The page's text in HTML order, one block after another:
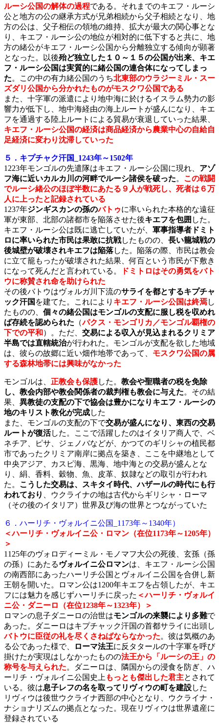
ルーシ公国の解体の過程である。それまでのキエフ・ルーシ
公と地方の公の継承方式が兄弟相続から父子相続となり、地
方の公は、父子相伝の領地の維持、拡大が最大の関心事とな
り、キエフ・ルーシ公の地位が相対的に低下すると共に、地
方の緒公がキエフ・ルーシ公国から分離独立する傾向が顕著
となった。以後殆ど独立した１０～１５の公国が出来、キエ
フ・ルーシ公国は実質的に緒公国の連合体になってしまっ
た。この中の有力緒公国のうち北東部のウラジーミル・スー
ズダリ公国から分かれたものがモスクワ公国である
また、十字軍の派遣により地中海に於けるイスラム勢力の影
響力が低下し、地中海経由の海上ルートが盛んになり、キエ
フを通過する陸上ルートによる貿易が衰退していった結果、
キエフ・ルーシ公国の経済は商品経済から農業中心の自給自
足経済に変わり沈滞していった
５．キプチャク汗国_1243年～1502年
1223年モンゴルの先遣隊はキエフ・ルーシ公国に現れ、 アゾ
フ海に近いカルカ川の河畔でルーシ諸侯を破った。 この戦闘
でルーシ緒公のほぼ半数にあたる９人が戦死し、死者は６万
人に上ったと記録されている
1237年ジンギスカンの孫のバトゥに率いられた本格的な遠征
軍が東部、北部の諸都市を陥落させた後キエフを包囲 した。
キエフ・ルーシ公は既に逃亡していたが、 軍事指導者ドミト
ロに率いられた市民は果敢に抗戦したものの、 長い籠城戦の
後城壁が破壊されキエフは陥落した。陥落の際、市民は教会
に立て籠もったが破壊された結果、何百という市民が下敷き
になって死んだと言われている。
ドミトロはその勇気をバト
ウに称賛され命を助けられた
その後バトウはヴォルガ川下流のサライを都とするキプチャ
ック汗国 を建てた。これにより キエフ・ルーシ公国は終焉し
たものの、 個々の緒公国はモンゴルの支配に服し税を収めれ
ば存続を認められた （パクス・モンゴリカ／モンゴル覇権の
下での平和 ）。ただ、 交易による収入が見込まれるクリミア
半島では直轄統治が行われた。 モンゴルが支配を欲した地域
は、彼らの故郷に近い畑作地帯であって、 モスクワ公国の属
する森林地帯には興味がなかった
モンゴルは、 正教会も保護した。 教会や聖職者の税を免除
し、教会内部や教会関係者の裁判権も教会に与えた。その結
果、 異教徒の支配の下で協会は豊かになりキエフ・ルーシの
地のキリスト教化が完成した
また、モンゴルの支配の下で交易が盛んになり、東西の交易
ルートが復活した。ここで活躍したのはイタリア商人で、ベ
ネチア、ピサ、ジェノバなどが、かつてのギリシャの植民都
市であったクリミア南岸に拠点を築き、ここを中継地として
中央アジア、カスピ海、黒海、地中海との交易が盛んとな
り、絹、香料、穀物、魚、皮革、奴隷などの取引が行われ
た。 こうした交易は、スキタイ時代、ハザールの時代にも行
われており
、ウクライナの地は古代からギリシャ・ローマ
（その後のイタリア）世界及び海の世界とつながっていた
６．ハーリチ・ヴォルイニ公国_1173年～1340年）
＜ハーリチ・ヴォルイニ公・ロマン（在位1173年～1205年）
＞
1125年のヴォロディーミル・モノマフ大公の死後、玄孫（孫
の孫）にあたる ヴォルイニ公ロマンは、キエフ・ルーシ公国
の南西部にあったハーリチ公国とヴォルイニ公国を合併し新
王朝を開いた。ロマン公は1200年キエフを占領したが、キエ
フには魅力を感じずハーリチに戻った ＜ハーリチ・ヴォルイ
ニ公・ダニーロ（在位1238年～1323年）＞
ロマンの息子ダニーロの治世はモンゴルの来襲により多難で
あった。ダニーロはキプチャック汗国の首都サライに出頭し
バトウに臣従の礼を尽くさねばならなかった。彼は気概のあ
る公であった様で、
ローマ法王に反タタールの十字軍を呼び
掛けたが実現はしなかったものの法王から「ルーシの王」の
称号を与えられた。ダニーロは、隣国からの浸食を防ぎ、ハ
ーリチ・ヴォルイニ公国史上 もっとも傑出した君主とされて
いる。彼は息子レフの名を取ってリヴィウの町を建設した
リヴィウは後世ウクライナ西部の中心となり、ウクライナ・
ナショナリズムの拠点となった。現在リヴィウは世界遺産に
登録されている